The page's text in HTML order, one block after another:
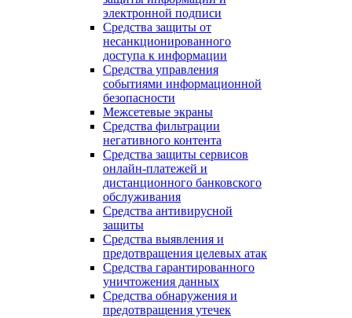
электронной подписи
Средства защиты от
несанкционированного
доступа к информации
Средства управления
событиями информационной
безопасности
Межсетевые экраны
Средства фильтрации
негативного контента
Средства защиты сервисов
онлайн-платежей и
дистанционного банковского
обслуживания
Средства антивирусной
защиты
Средства выявления и
предотвращения целевых атак
Средства гарантированного
уничтожения данных
Средства обнаружения и
предотвращения утечек